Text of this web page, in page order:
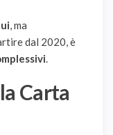
, ma
dal 2020, è
.
Carta